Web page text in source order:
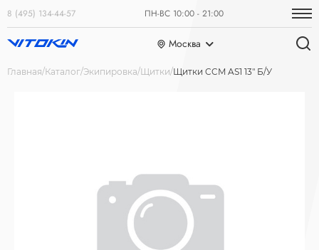
8 (495) 134-44-57 ПН-ВС 10:00 - 21:00
Москва
Главная Каталог Экипировка Щитки Щитки CCM AS1 13" Б/У